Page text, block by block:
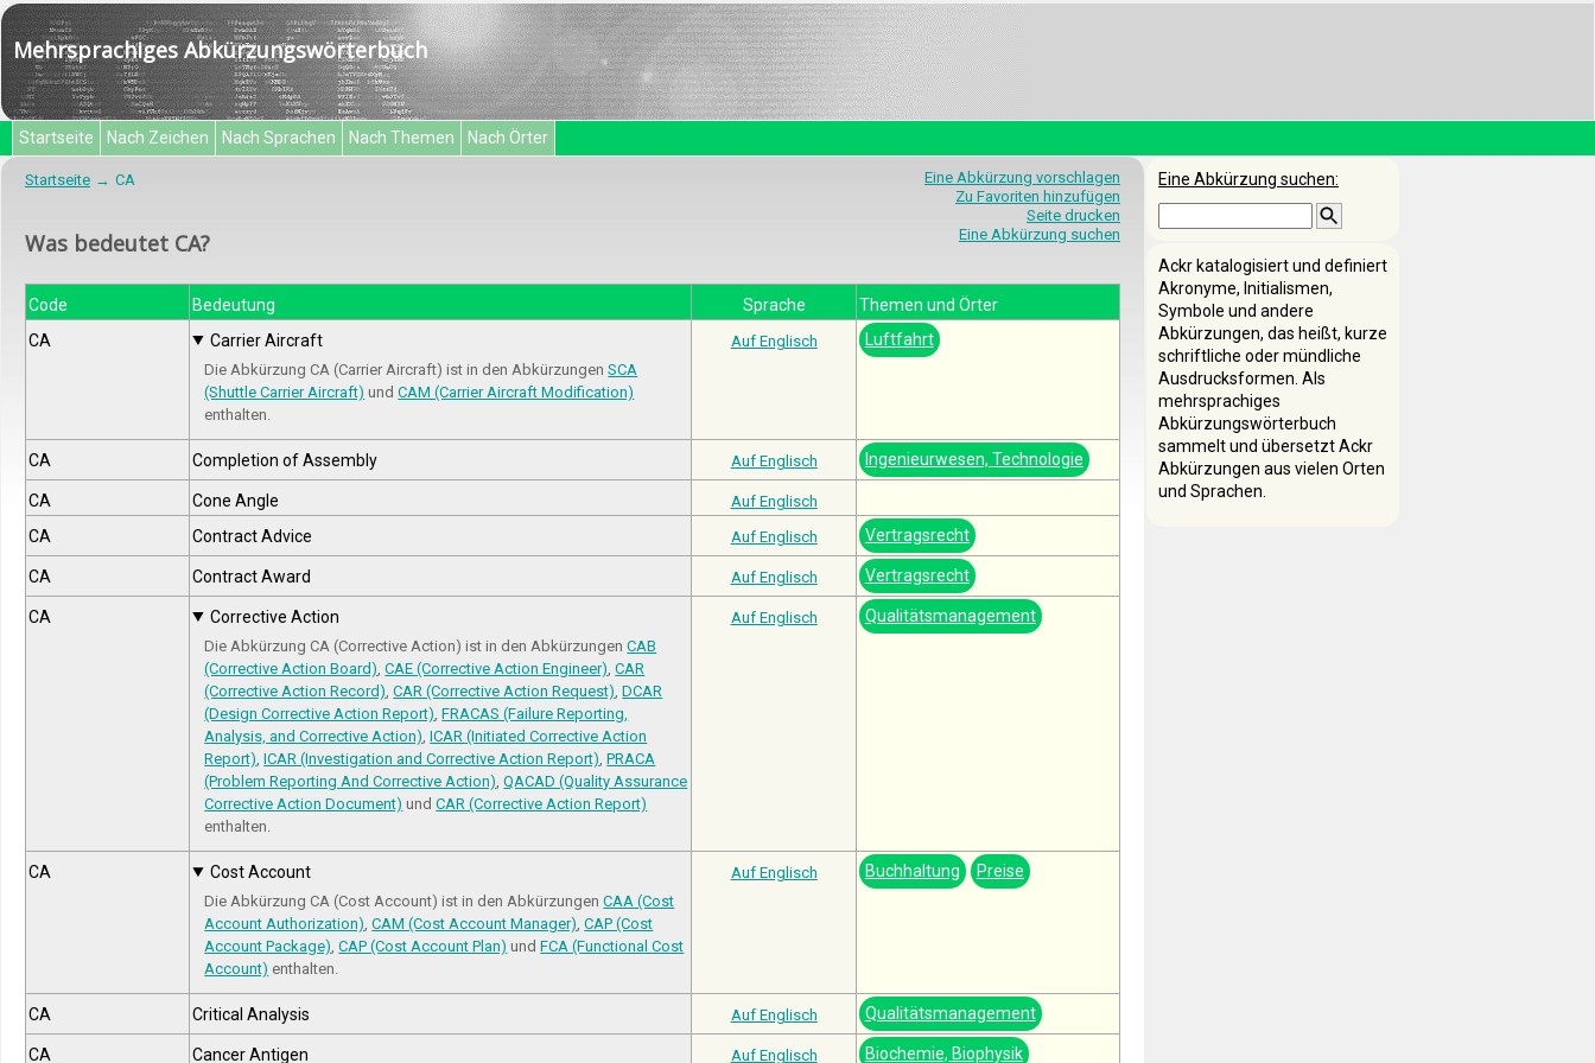
Mehrsprachiges Abkürzungswörterbuch
Startseite Nach Zeichen Nach Sprachen Nach Themen Nach Örter
Eine Abkürzung vorschlagen
Zu Favoriten hinzufügen
Seite drucken
Eine Abkürzung suchen
Startseite CA
Was bedeutet CA?
Code Bedeutung Sprache
Themen und Örter
CA
Carrier Aircraft
Die Abkürzung CA (Carrier Aircraft) ist in den AbkürzungenSCA
(Shuttle Carrier Aircraft) undCAM (Carrier Aircraft Modification)
enthalten.
Auf Englisch Luftfahrt
CA Completion of Assembly Auf Englisch Ingenieurwesen, Technologie
CA Cone Angle Auf Englisch
CA Contract Advice Auf Englisch Vertragsrecht
CA Contract Award Auf Englisch Vertragsrecht
CA Corrective Action
Die Abkürzung CA (Corrective Action) ist in den AbkürzungenCAB
(Corrective Action Board) ,CAE (Corrective Action Engineer) ,CAR
(Corrective Action Record) ,CAR (Corrective Action Request) ,DCAR
(Design Corrective Action Report) ,FRACAS (Failure Reporting,
Analysis, and Corrective Action) ,ICAR (Initiated Corrective Action
Report) ,ICAR (Investigation and Corrective Action Report) ,PRACA
(Problem Reporting And Corrective Action) ,QACAD (Quality Assurance
Corrective Action Document) undCAR (Corrective Action Report)
enthalten.
Auf Englisch Qualitätsmanagement
CA Cost Account
Die Abkürzung CA (Cost Account) ist in den AbkürzungenCAA (Cost
Account Authorization) ,CAM (Cost Account Manager) ,CAP (Cost
Account Package) ,CAP (Cost Account Plan) undFCA (Functional Cost
Account) enthalten.
Auf Englisch Buchhaltung Preise
CA Critical Analysis Auf Englisch Qualitätsmanagement
CA Cancer Antigen Auf Englisch Biochemie, Biophysik
Eine Abkürzung suchen:
Ackr katalogisiert und definiert
Akronyme, Initialismen,
Symbole und andere
Abkürzungen, das heißt, kurze
schriftliche oder mündliche
Ausdrucksformen. Als
mehrsprachiges
Abkürzungswörterbuch
sammelt und übersetzt Ackr
Abkürzungen aus vielen Orten
und Sprachen.